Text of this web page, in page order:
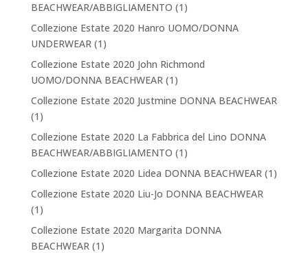
BEACHWEAR/ABBIGLIAMENTO (1)
Collezione Estate 2020 Hanro UOMO/DONNA
UNDERWEAR(1)
Collezione Estate 2020 John Richmond
UOMO/DONNA BEACHWEAR(1)
Collezione Estate 2020 Justmine DONNA BEACHWEAR
(1)
Collezione Estate 2020 La Fabbrica del Lino DONNA
BEACHWEAR/ABBIGLIAMENTO (1)
Collezione Estate 2020 Lidea DONNA BEACHWEAR(1)
Collezione Estate 2020 Liu-Jo DONNA BEACHWEAR
(1)
Collezione Estate 2020 Margarita DONNA
BEACHWEAR(1)